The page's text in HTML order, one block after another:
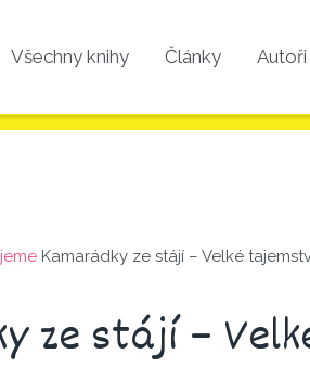
Všechny knihy Články Autoři
Kamarádky ze stájí – Velké
ze stájí –